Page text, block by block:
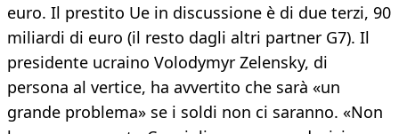
euro. Il prestito Ue in discussione è di due terzi, 90
miliardi di euro (il resto dagli altri partner G7). Il
presidente ucraino Volodymyr Zelensky, di
persona al vertice, ha avvertito che sarà «un
grande problema» se i soldi non ci saranno. «Non